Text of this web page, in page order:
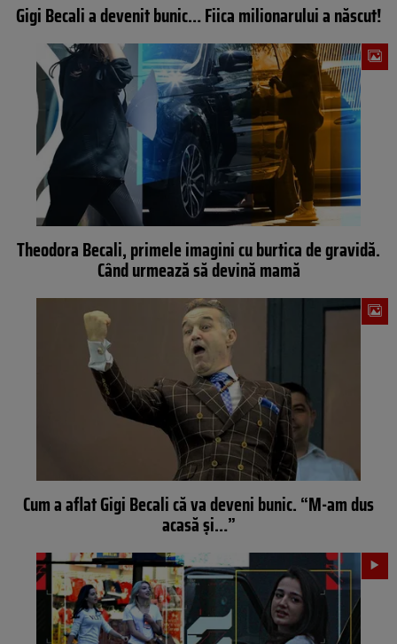
Gigi Becali a devenit bunic… Fiica milionarului a născut!
Theodora Becali, primele imagini cu burtica de gravidă.
Când urmează să devină mamă
Cum a aflat Gigi Becali că va deveni bunic. “M-am dus
acasă și…”